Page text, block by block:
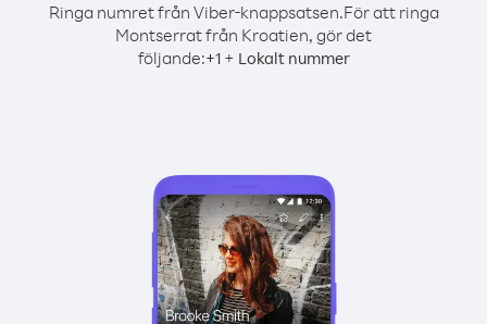
Ringa numret från Viber-knappsatsen.För att ringa
Montserrat från Kroatien, gör det
följande:+1+ Lokalt nummer